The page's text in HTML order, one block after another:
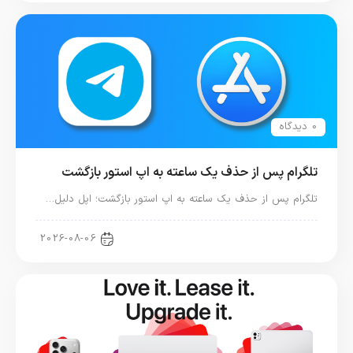
0 دیدگاه
تلگرام پس از حذف یک ساعته به اپ استور بازگشت
تلگرام پس از حذف یک ساعته به اپ استور بازگشت؛ اپل دلیل…
2026-08-06